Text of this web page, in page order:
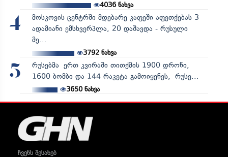
4036ნახვა
4
მოსკოვის ცენტრში მდებარე კაფეში აფეთქებას 3
ადამიანი ემსხვერპლა, 20 დაშავდა - რუსული
მე...
3792ნახვა
5
რუსებმა ერთ კვირაში თითქმის 1900 დრონი,
1600 ბომბი და 144 რაკეტა გამოიყენეს, რუსე...
3650ნახვა
ჩვენს შესახებ